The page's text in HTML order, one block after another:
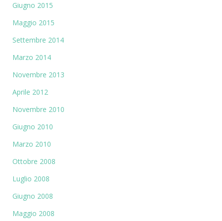
Giugno 2015
Maggio 2015
Settembre 2014
Marzo 2014
Novembre 2013
Aprile 2012
Novembre 2010
Giugno 2010
Marzo 2010
Ottobre 2008
Luglio 2008
Giugno 2008
Maggio 2008